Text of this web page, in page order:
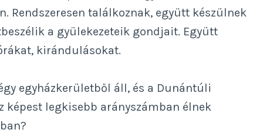
Rendszeresen találkoznak, együtt készülnek
a gyülekezeteik gondjait. Együtt
kirándulásokat.
egyházkerületből áll, és a Dunántúli
képest legkisebb arányszámban élnek